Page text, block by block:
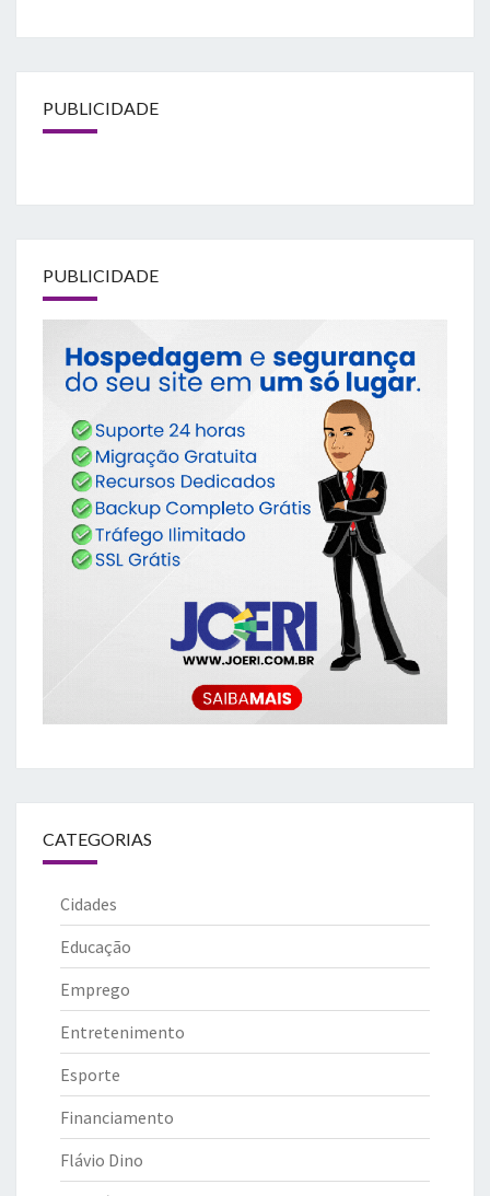
PUBLICIDADE
PUBLICIDADE
CATEGORIAS
Cidades
Educação
Emprego
Entretenimento
Esporte
Financiamento
Flávio Dino